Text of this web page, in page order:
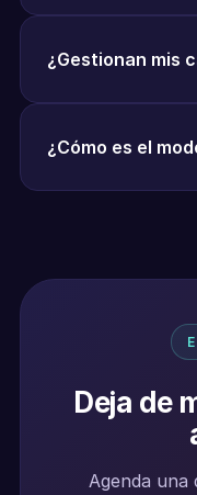
¿Gestionan mis
¿Cómo es el
Deja de
Agenda